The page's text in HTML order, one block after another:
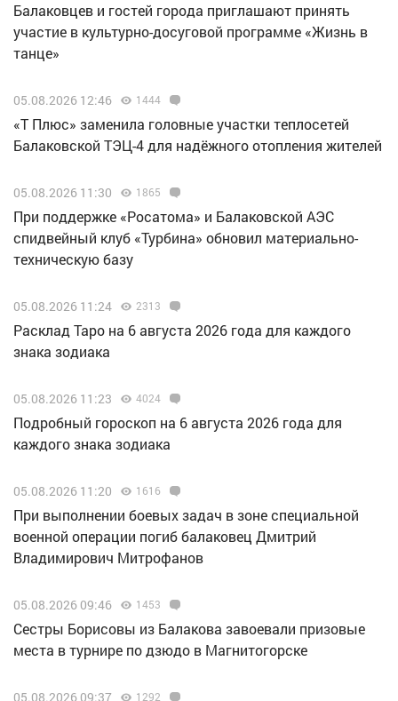
Балаковцев и гостей города приглашают принять
участие в культурно-досуговой программе «Жизнь в
танце»
05.08.2026 12:46 1444
«Т Плюс» заменила головные участки теплосетей
Балаковской ТЭЦ-4 для надёжного отопления жителей
05.08.2026 11:30 1865
При поддержке «Росатома» и Балаковской АЭС
спидвейный клуб «Турбина» обновил материально-
техническую базу
05.08.2026 11:24 2313
Расклад Таро на 6 августа 2026 года для каждого
знака зодиака
05.08.2026 11:23 4024
Подробный гороскоп на 6 августа 2026 года для
каждого знака зодиака
05.08.2026 11:20 1616
При выполнении боевых задач в зоне специальной
военной операции погиб балаковец Дмитрий
Владимирович Митрофанов
05.08.2026 09:46 1453
Сестры Борисовы из Балакова завоевали призовые
места в турнире по дзюдо в Магнитогорске
05.08.2026 09:37 1292